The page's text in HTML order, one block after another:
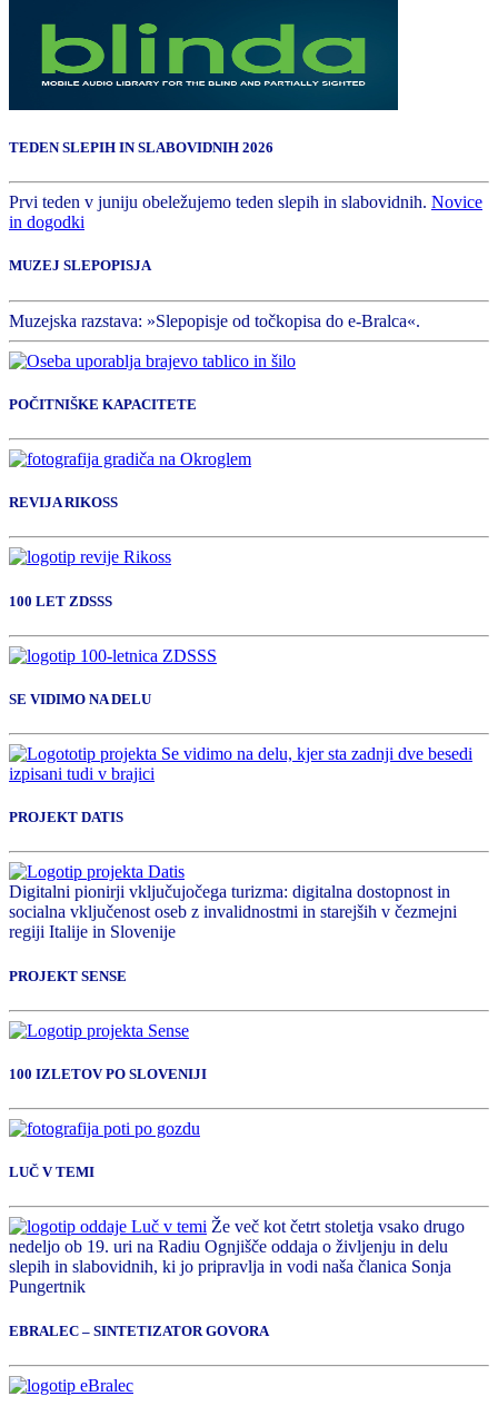
TEDEN SLEPIH IN SLABOVIDNIH 2026
Prvi teden v juniju obeležujemo teden slepih in slabovidnih. Novice
in dogodki
MUZEJ SLEPOPISJA
Muzejska razstava: »Slepopisje od točkopisa do e-Bralca«.
POČITNIŠKE KAPACITETE
REVIJA RIKOSS
100 LET ZDSSS
SE VIDIMO NA DELU
PROJEKT DATIS
Digitalni pionirji vključujočega turizma: digitalna dostopnost in
socialna vključenost oseb z invalidnostmi in starejših v čezmejni
regiji Italije in Slovenije
PROJEKT SENSE
100 IZLETOV PO SLOVENIJI
LUČ V TEMI
Že več kot četrt stoletja vsako drugo
nedeljo ob 19. uri na Radiu Ognjišče oddaja o življenju in delu
slepih in slabovidnih, ki jo pripravlja in vodi naša članica Sonja
Pungertnik
EBRALEC – SINTETIZATOR GOVORA